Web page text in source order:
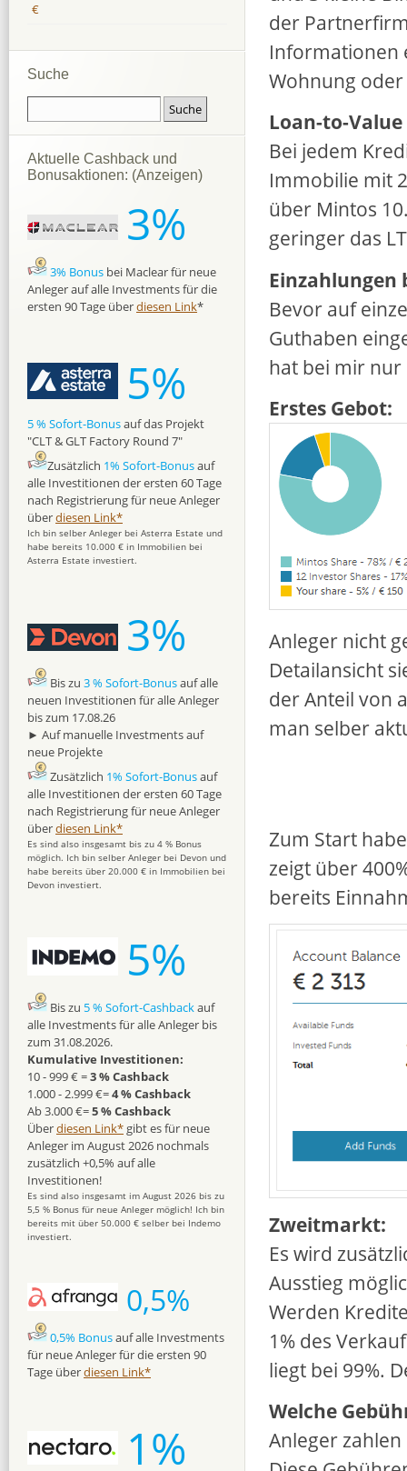
der
Informationen
Wohnung
Loan-to-Value
Bei jedem
Immobilie mit
über Mintos
geringer das
Einzahlungen
Bevor auf
Guthaben
hat bei mir nur
Erstes Gebot:
Anleger nicht
Detailansicht
der Anteil von
man selber
Zum Start
zeigt über
bereits
Zweitmarkt:
Es wird
Ausstieg
Werden
1% des
liegt bei 99%.
Welche
Anleger
€
Suche
Aktuelle Cashback und
Bonusaktionen: (Anzeigen)
3%
3% Bonus bei Maclear für neue
Anleger auf alle Investments für die
ersten 90 Tage überdiesen Link*
5%
5 % Sofort-Bonusauf das Projekt
"CLT & GLT Factory Round 7"
Zusätzlich 1% Sofort-Bonusauf
alle Investitionen der ersten 60 Tage
nach Registrierung für neue Anleger
überdiesen Link*
Ich bin selber Anleger bei Asterra Estate und
habe bereits 10.000 € in Immobilien bei
Asterra Estate investiert.
3%
Bis zu 3 % Sofort-Bonusauf alle
neuen Investitionen für alle Anleger
bis zum 17.08.26
► Auf manuelle Investments auf
neue Projekte
Zusätzlich 1% Sofort-Bonusauf
alle Investitionen der ersten 60 Tage
nach Registrierung für neue Anleger
überdiesen Link*
Es sind also insgesamt bis zu 4 % Bonus
möglich. Ich bin selber Anleger bei Devon und
habe bereits über 20.000 € in Immobilien bei
Devon investiert.
5%
Bis zu 5 % Sofort-Cashbackauf
alle Investments für alle Anleger bis
zum 31.08.2026.
Kumulative Investitionen:
10 - 999 € =3 % Cashback
1.000 - 2.999 €=4 % Cashback
Ab 3.000 €=5 % Cashback
Überdiesen Link* gibt es für neue
Anleger im August 2026 nochmals
zusätzlich +0,5% auf alle
Investitionen!
Es sind also insgesamt im August 2026 bis zu
5,5 % Bonus für neue Anleger möglich! Ich bin
bereits mit über 50.000 € selber bei Indemo
investiert.
0,5%
0,5% Bonusauf alle Investments
für neue Anleger für die ersten 90
Tage überdiesen Link*
1%